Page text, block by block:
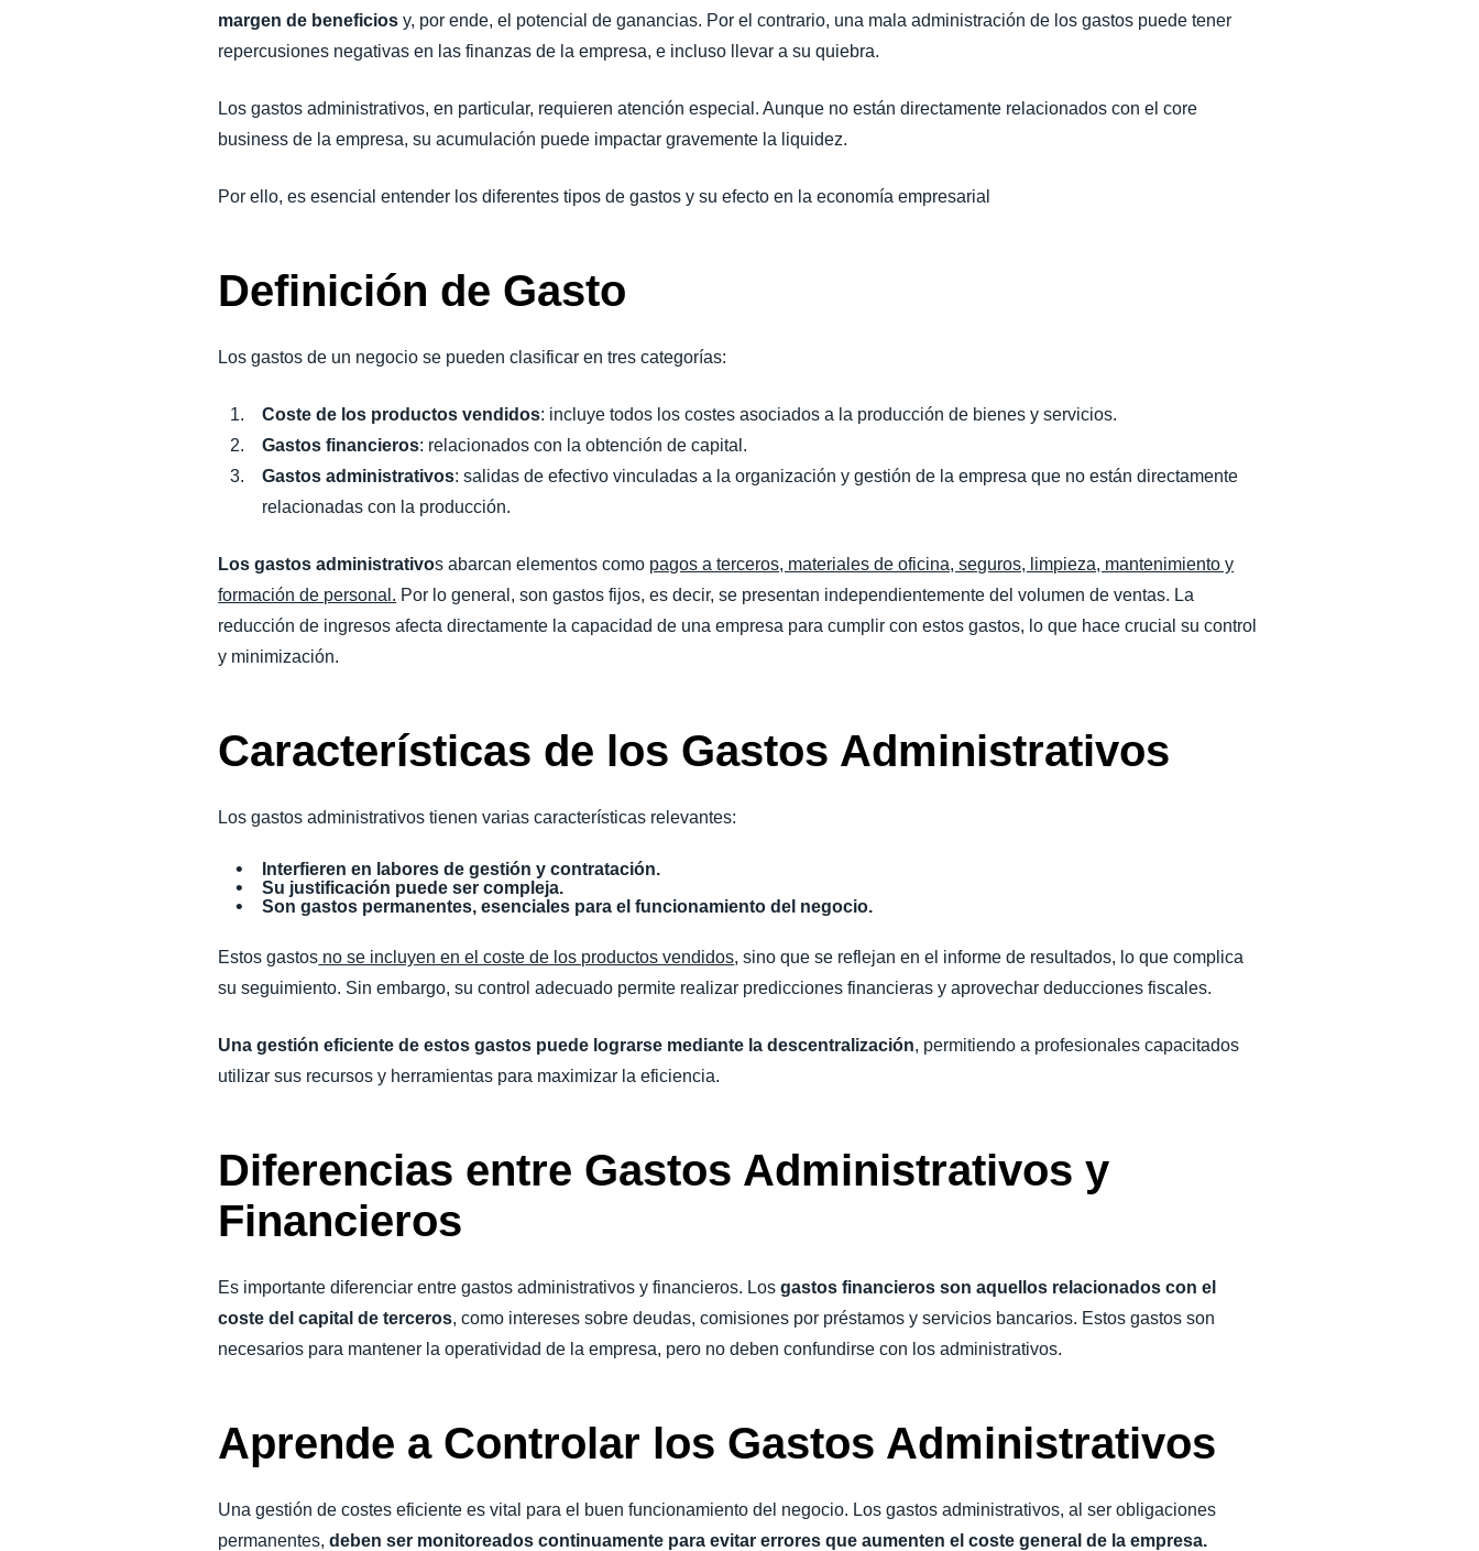
TRAVEL AND EXPENSE
margen de beneficios y, por ende, el potencial de ganancias. Por el contrario, una mala administración de los gastos puede tener
repercusiones negativas en las finanzas de la empresa, e incluso llevar a su quiebra.
Los gastos administrativos, en particular, requieren atención especial. Aunque no están directamente relacionados con el core
business de la empresa, su acumulación puede impactar gravemente la liquidez.
Por ello, es esencial entender los diferentes tipos de gastos y su efecto en la economía empresarial
Definición de Gasto
Los gastos de un negocio se pueden clasificar en tres categorías:
Coste de los productos vendidos: incluye todos los costes asociados a la producción de bienes y servicios.
Gastos financieros: relacionados con la obtención de capital.
Gastos administrativos: salidas de efectivo vinculadas a la organización y gestión de la empresa que no están directamente
relacionadas con la producción.
Los gastos administrativos abarcan elementos como pagos a terceros, materiales de oficina, seguros, limpieza, mantenimiento y
formación de personal. Por lo general, son gastos fijos, es decir, se presentan independientemente del volumen de ventas. La
reducción de ingresos afecta directamente la capacidad de una empresa para cumplir con estos gastos, lo que hace crucial su control
y minimización.
Características de los Gastos Administrativos
Los gastos administrativos tienen varias características relevantes:
Interfieren en labores de gestión y contratación.
Su justificación puede ser compleja.
Son gastos permanentes, esenciales para el funcionamiento del negocio.
Estos gastos no se incluyen en el coste de los productos vendidos, sino que se reflejan en el informe de resultados, lo que complica
su seguimiento. Sin embargo, su control adecuado permite realizar predicciones financieras y aprovechar deducciones fiscales.
Una gestión eficiente de estos gastos puede lograrse mediante la descentralización, permitiendo a profesionales capacitados
utilizar sus recursos y herramientas para maximizar la eficiencia.
Diferencias entre Gastos Administrativos y
Financieros
Es importante diferenciar entre gastos administrativos y financieros. Los gastos financieros son aquellos relacionados con el
coste del capital de terceros, como intereses sobre deudas, comisiones por préstamos y servicios bancarios. Estos gastos son
necesarios para mantener la operatividad de la empresa, pero no deben confundirse con los administrativos.
Aprende a Controlar los Gastos Administrativos
Una gestión de costes eficiente es vital para el buen funcionamiento del negocio. Los gastos administrativos, al ser obligaciones
permanentes,deben ser monitoreados continuamente para evitar errores que aumenten el coste general de la empresa.